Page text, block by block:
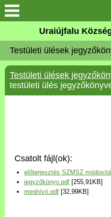
Köszöntő
Elérhetőségek
Uraiújfalu
Választási információk
Versenyképes Járások
Uraiújfalu
Testületi ülések
Testületi ülések
testületi ülés
Csatolt fájl(ok):
előterjesztés SZMSZ
jegyzőkönyv.pdf [255,91KB]
meghívó.pdf [32,99KB]